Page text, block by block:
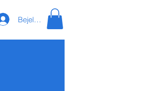
Bejelentkezés